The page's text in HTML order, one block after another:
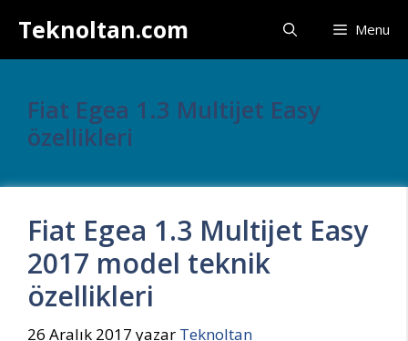
atlaTeknoltan.com Menu
Fiat Egea 1.3 Multijet Easy
özellikleri
Fiat Egea 1.3 Multijet Easy
2017 model teknik
özellikleri
26 Aralık 2017 yazar Teknoltan